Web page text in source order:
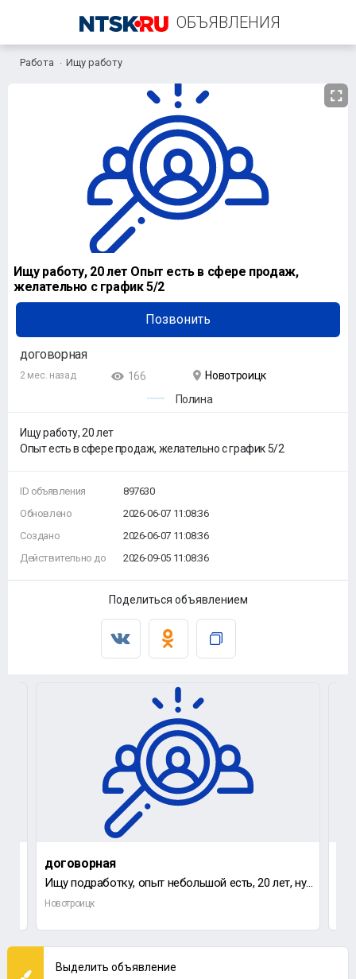
ОБЪЯВЛЕНИЯ
+7 (909) 619-92-91
Работа Ищу работу
Ищу работу, 20 лет Опыт есть в сфере продаж,
желательно с график 5/2
Позвонить
договорная
2 мес. назад 166
Новотроицк
Полина
Ищу работу, 20 лет
Опыт есть в сфере продаж, желательно с график 5/2
ID объявления
Обновлено
Создано
Действительно до
897630
2026-06-07 11:08:36
2026-06-07 11:08:36
2026-09-05 11:08:36
Поделиться объявлением
договорная
Ищу подработку, опыт небольшой есть, 20 лет, нужен график работы 1/3, так как есть основная работа
Новотроицк
Выделить объявление